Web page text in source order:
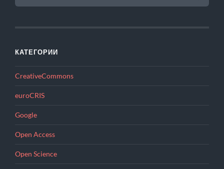
КАТЕГОРИИ
CreativeCommons
euroCRIS
Google
Open Access
Open Science